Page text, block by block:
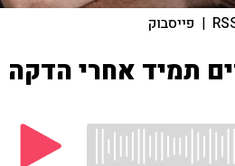
| פייסבוק
תמיד אחרי הדקה